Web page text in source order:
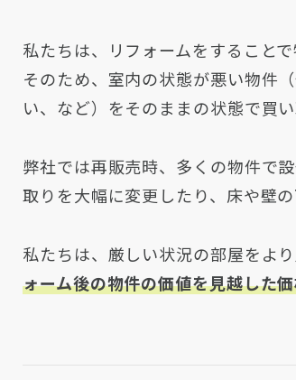
私たちは、リフォームをすること
そのため、室内の状態が悪い物件
い、など）をそのままの状態で買
弊社では再販売時、多くの物件で
取りを大幅に変更したり、床や壁
私たちは、厳しい状況の部屋をよ
ォーム後の物件の価値を見越した